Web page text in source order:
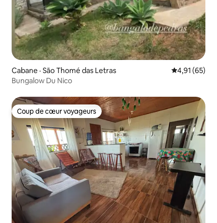
Cabane · São Thomé das Letras Note
4,91 (65)
Bungalow Du Nico
Coup de cœur voyageurs
Coup de cœur voyageurs